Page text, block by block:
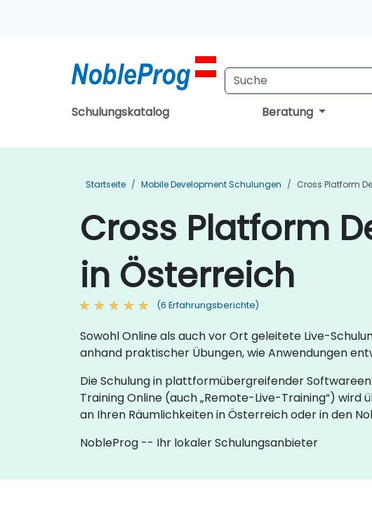
Schulungskatalog Beratung
Startseite Mobile Development Schulungen Cross Platform
Cross Platform
in Österreich
(6 Erfahrungsberichte)
Sowohl Online als auch vor Ort geleitete Live-
anhand praktischer Übungen, wie Anwendungen
Die Schulung in plattformübergreifender
Training Online (auch „Remote-Live-Training“) wird
an Ihren Räumlichkeiten in Österreich oder in den
NobleProg -- Ihr lokaler Schulungsanbieter